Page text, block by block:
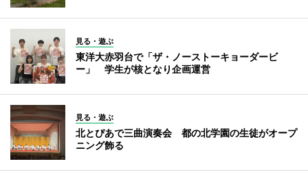
見る・遊ぶ
東洋大赤羽台で「ザ・ノーストーキョーダービ
ー」 学生が核となり企画運営
見る・遊ぶ
北とぴあで三曲演奏会 都の北学園の生徒がオープ
ニング飾る